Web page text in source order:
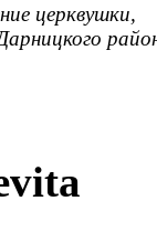
церквушки,